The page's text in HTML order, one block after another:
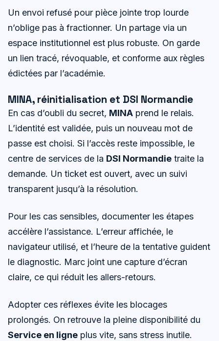
Un envoi refusé pour pièce jointe trop lourde
n’oblige pas à fractionner. Un partage via un
espace institutionnel est plus robuste. On garde
un lien tracé, révoquable, et conforme aux règles
édictées par l’académie.
MINA, réinitialisation et DSI Normandie
En cas d’oubli du secret, MINA prend le relais.
L’identité est validée, puis un nouveau mot de
passe est choisi. Si l’accès reste impossible, le
centre de services de la DSI Normandie traite la
demande. Un ticket est ouvert, avec un suivi
transparent jusqu’à la résolution.
Pour les cas sensibles, documenter les étapes
accélère l’assistance. L’erreur affichée, le
navigateur utilisé, et l’heure de la tentative guident
le diagnostic. Marc joint une capture d’écran
claire, ce qui réduit les allers-retours.
Adopter ces réflexes évite les blocages
prolongés. On retrouve la pleine disponibilité du
Service en ligne plus vite, sans stress inutile.